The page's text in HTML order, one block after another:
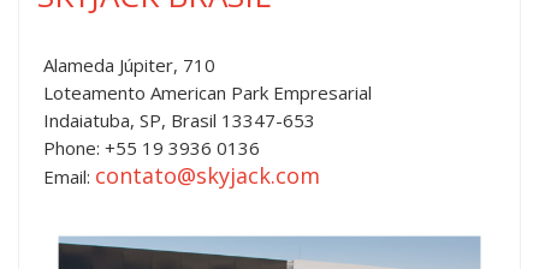
Alameda Júpiter, 710
Loteamento American Park Empresarial
Indaiatuba, SP, Brasil 13347-653
Phone: +55 19 3936 0136
Email: contato@skyjack.com